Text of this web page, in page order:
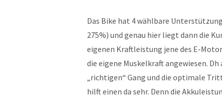
Das Bike hat 4 wählbare
275%) und genau hier liegt dann die
eigenen Kraftleistung jene des E-
die eigene Muskelkraft angewiesen.
„richtigen“ Gang und die optimale
hilft einen da sehr. Denn die